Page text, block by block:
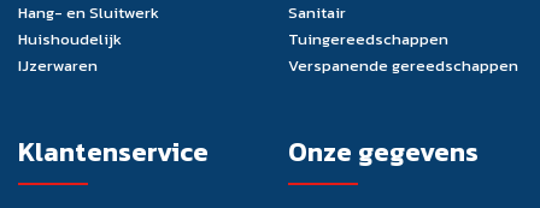
Hang- en Sluitwerk
Huishoudelijk
IJzerwaren
Sanitair
Tuingereedschappen
Verspanende gereedschappen
Klantenservice Onze gegevens